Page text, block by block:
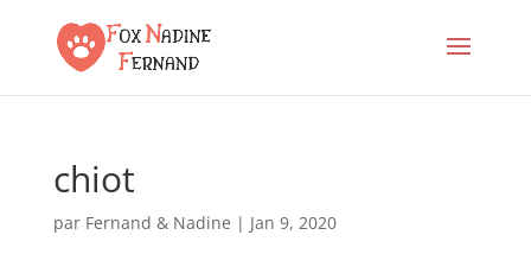
chiot
par Fernand & Nadine | Jan 9, 2020